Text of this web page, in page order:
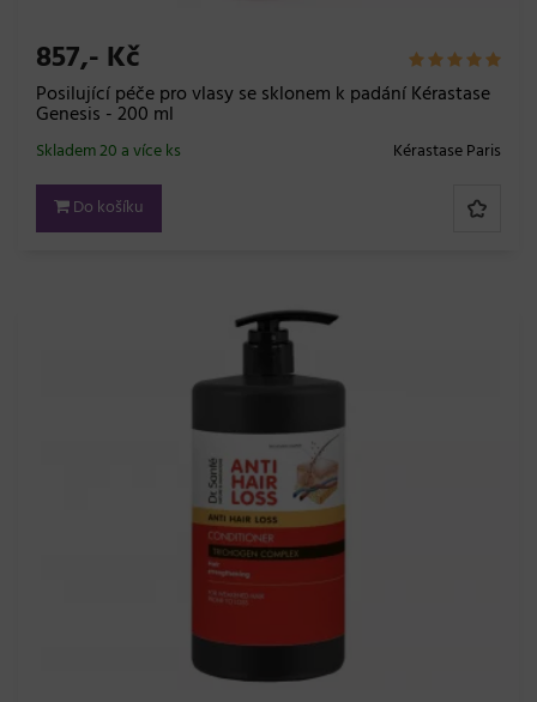
857,- Kč
Posilující péče pro vlasy se sklonem k padání Kérastase
Genesis - 200 ml
Kérastase Paris
Skladem 20 a více ks
Do košíku